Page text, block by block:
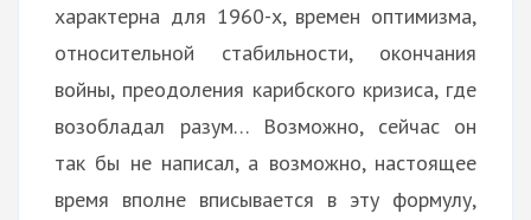
характерна для 1960-х, времен оптимизма,
относительной стабильности, окончания
войны, преодоления карибского кризиса, где
возобладал разум… Возможно, сейчас он
так бы не написал, а возможно, настоящее
время вполне вписывается в эту формулу,